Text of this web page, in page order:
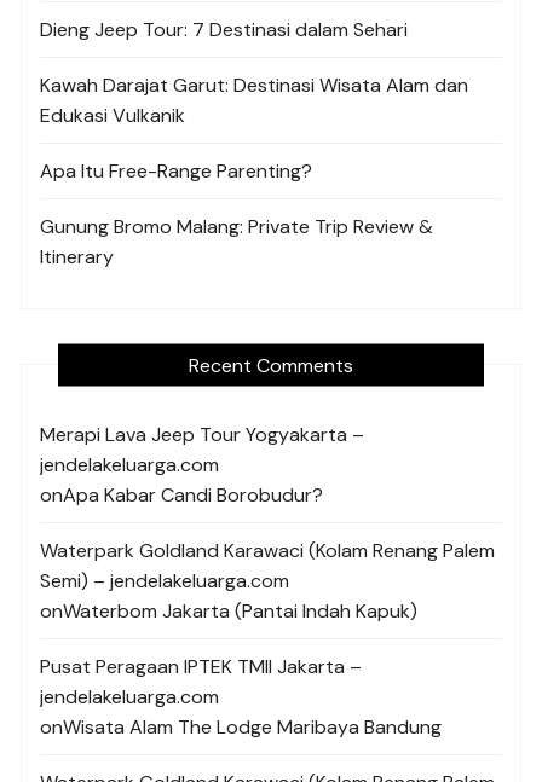
Dieng Jeep Tour: 7 Destinasi dalam Sehari
Kawah Darajat Garut: Destinasi Wisata Alam dan
Edukasi Vulkanik
Apa Itu Free-Range Parenting?
Gunung Bromo Malang: Private Trip Review &
Itinerary
Recent Comments
Merapi Lava Jeep Tour Yogyakarta –
jendelakeluarga.com
onApa Kabar Candi Borobudur?
Waterpark Goldland Karawaci (Kolam Renang Palem
Semi) – jendelakeluarga.com
onWaterbom Jakarta (Pantai Indah Kapuk)
Pusat Peragaan IPTEK TMII Jakarta –
jendelakeluarga.com
onWisata Alam The Lodge Maribaya Bandung